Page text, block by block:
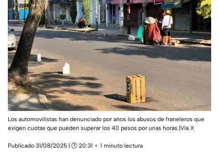
Los automovilistas han denunciado por años los abusos de franeleros que
exigen cuotas que pueden superar los 40 pesos por unas horas.|Vía X
Publicado 31/08/2025 | 🕑 20:31
1 minuto lectura